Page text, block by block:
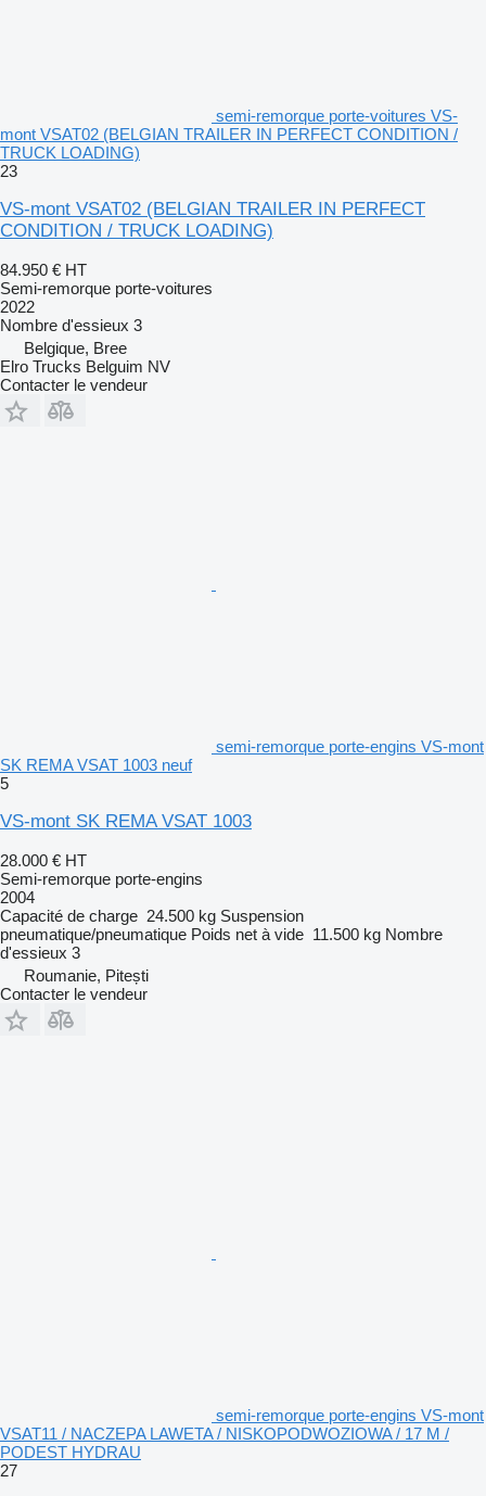
semi-remorque porte-voitures VS-
mont VSAT02 (BELGIAN TRAILER IN PERFECT CONDITION /
TRUCK LOADING)
23
VS-mont VSAT02 (BELGIAN TRAILER IN PERFECT
CONDITION / TRUCK LOADING)
84.950 € HT
Semi-remorque porte-voitures
2022
Nombre d'essieux 3
Belgique, Bree
Elro Trucks Belguim NV
Contacter le vendeur
semi-remorque porte-engins VS-mont
SK REMA VSAT 1003 neuf
5
VS-mont SK REMA VSAT 1003
28.000 € HT
Semi-remorque porte-engins
2004
Capacité de charge 24.500 kg Suspension
pneumatique/pneumatique Poids net à vide 11.500 kg Nombre
d'essieux 3
Roumanie, Pitești
Contacter le vendeur
semi-remorque porte-engins VS-mont
VSAT11 / NACZEPA LAWETA / NISKOPODWOZIOWA / 17 M /
PODEST HYDRAU
27